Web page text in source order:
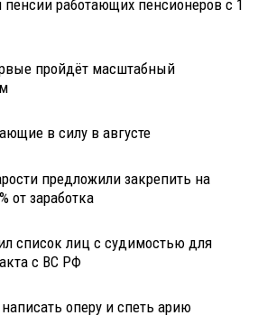
пенсии работающих пенсионеров с 1
пройдёт масштабный
в силу в августе
предложили закрепить на
от заработка
список лиц с судимостью для
с ВС РФ
оперу и спеть арию